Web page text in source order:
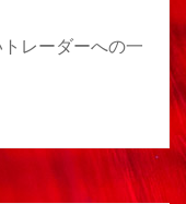
レーダーへの一